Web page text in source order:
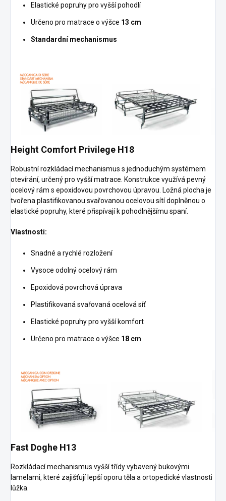
Elastické popruhy pro vyšší pohodlí
Určeno pro matrace o výšce 13 cm
Standardní mechanismus
Height Comfort Privilege H18
Robustní rozkládací mechanismus s jednoduchým systémem
otevírání, určený pro vyšší matrace. Konstrukce využívá pevný
ocelový rám s epoxidovou povrchovou úpravou. Ložná plocha je
tvořena plastifikovanou svařovanou ocelovou sítí doplněnou o
elastické popruhy, které přispívají k pohodlnějšímu spaní.
Vlastnosti:
Snadné a rychlé rozložení
Vysoce odolný ocelový rám
Epoxidová povrchová úprava
Plastifikovaná svařovaná ocelová síť
Elastické popruhy pro vyšší komfort
Určeno pro matrace o výšce 18 cm
Fast Doghe H13
Rozkládací mechanismus vyšší třídy vybavený bukovými
lamelami, které zajišťují lepší oporu těla a ortopedické vlastnosti
lůžka.